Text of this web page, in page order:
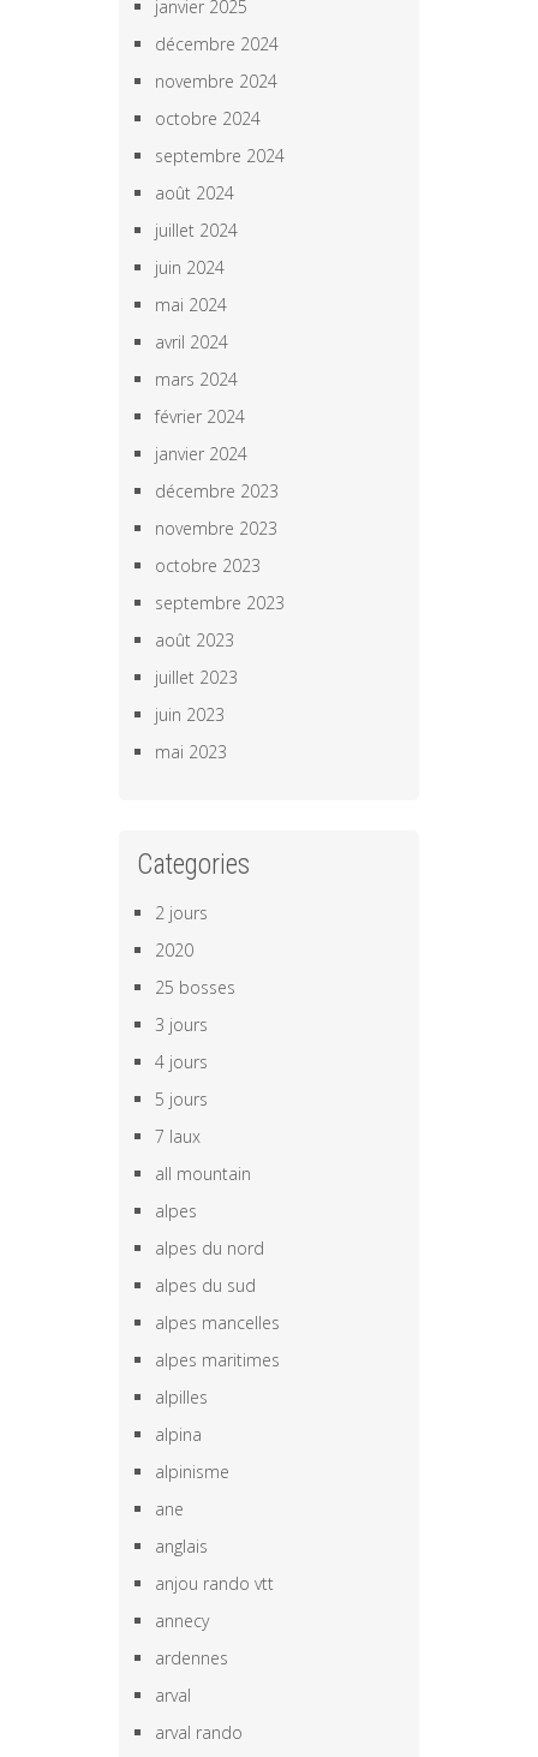
janvier 2025
décembre 2024
novembre 2024
octobre 2024
septembre 2024
août 2024
juillet 2024
juin 2024
mai 2024
avril 2024
mars 2024
février 2024
janvier 2024
décembre 2023
novembre 2023
octobre 2023
septembre 2023
août 2023
juillet 2023
juin 2023
mai 2023
Categories
2 jours
2020
25 bosses
3 jours
4 jours
5 jours
7 laux
all mountain
alpes
alpes du nord
alpes du sud
alpes mancelles
alpes maritimes
alpilles
alpina
alpinisme
ane
anglais
anjou rando vtt
annecy
ardennes
arval
arval rando